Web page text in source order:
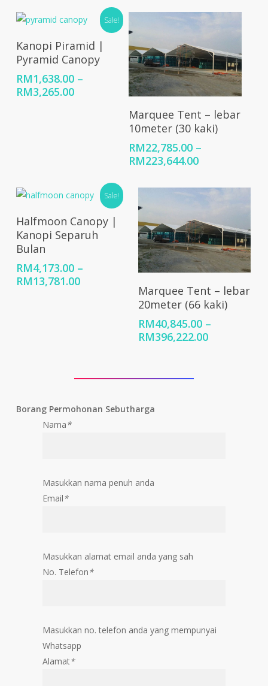
Sale!
Select Options
Kanopi Piramid |
Pyramid Canopy
RM1,638.00 –
RM3,265.00Price
RM1,638.00
RM3,265.00
Select Options
Marquee Tent – lebar
10meter (30 kaki)
RM22,785.00 –
RM223,644.00Price
RM22,785.00
RM223,644.00
Sale!
Select Options
Halfmoon Canopy |
Kanopi Separuh
Bulan
RM4,173.00 –
RM13,781.00Price
RM13,781.00
Select Options
Marquee Tent – lebar
20meter (66 kaki)
RM40,845.00 –
RM396,222.00Price
Borang Permohonan Sebutharga
Nama*
Masukkan nama penuh anda
Email*
Masukkan alamat email anda yang sah
No. Telefon*
Masukkan no. telefon anda yang mempunyai
Whatsapp
Alamat*